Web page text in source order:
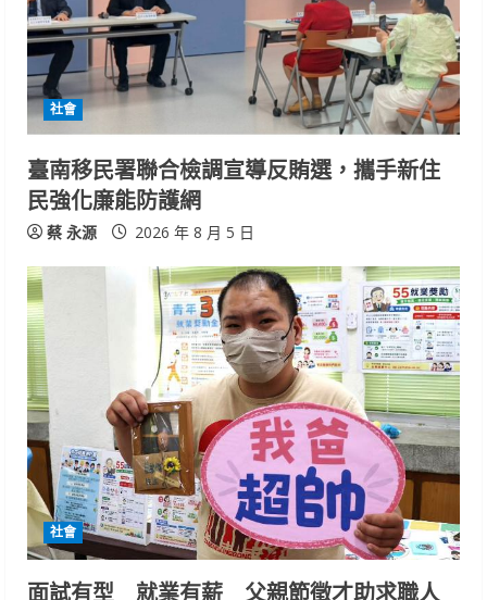
d
i
n
g
社會
臺南移民署聯合檢調宣導反賄選，攜手新住
民強化廉能防護網
蔡 永源 2026 年 8 月 5 日
社會
面試有型 就業有薪 父親節徵才助求職人